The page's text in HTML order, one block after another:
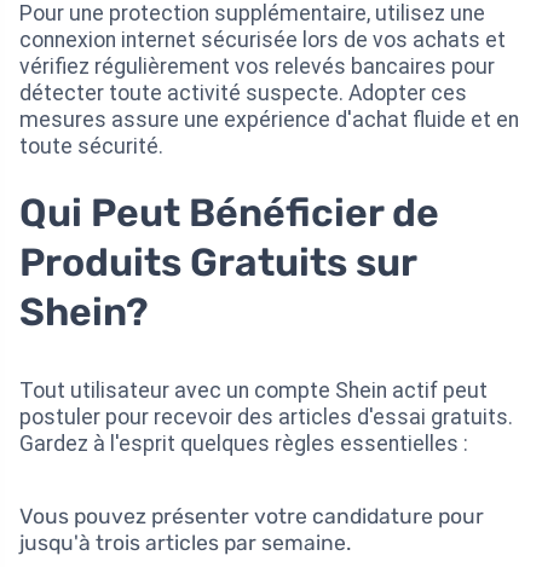
Pour une protection supplémentaire, utilisez une
connexion internet sécurisée lors de vos achats et
vérifiez régulièrement vos relevés bancaires pour
détecter toute activité suspecte. Adopter ces
mesures assure une expérience d'achat fluide et en
toute sécurité.
Qui Peut Bénéficier de
Produits Gratuits sur
Shein?
Tout utilisateur avec un compte Shein actif peut
postuler pour recevoir des articles d'essai gratuits.
Gardez à l'esprit quelques règles essentielles :
Vous pouvez présenter votre candidature pour
jusqu'à trois articles par semaine.